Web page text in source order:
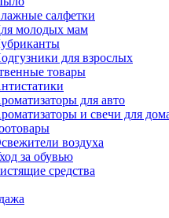
салфетки
молодых мам
для взрослых
товары
для авто
и свечи для
воздуха
за обувью
средства